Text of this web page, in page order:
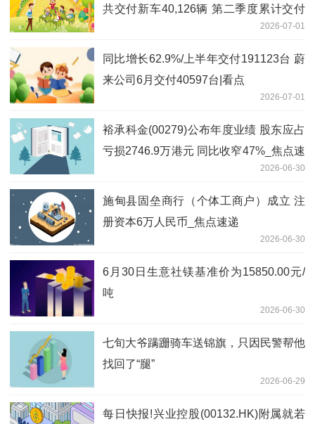
共交付新车40,126辆 第二季度累计交付
2026-07-01
同比增长62.9%/上半年交付191123台 蔚
来公司6月交付40597台|看点
2026-07-01
裕承科金(00279)公布年度业绩 股东应占
亏损2746.9万港元 同比收窄47%_焦点速
2026-06-30
施甸县固垒商行（个体工商户）成立 注
册资本6万人民币_焦点速递
2026-06-30
6月30日生意社镁基准价为15850.00元/
吨
2026-06-30
七旬大爷蹒跚骑车送锦旗，只因民警帮他
找回了“腿”
2026-06-29
每日快报!兴业控股(00132.HK)附属就若